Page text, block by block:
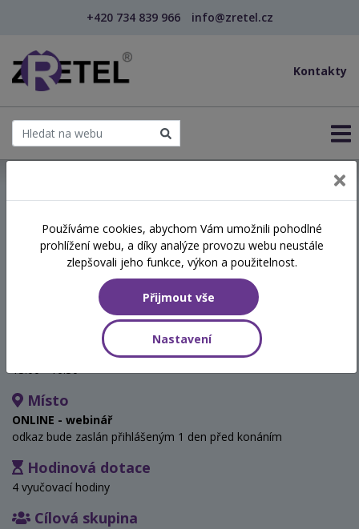
+420 734 839 966 info@zretel.cz
Kontakty
šablony
Změň svůj dech, změníš si
život (webinář)
13:00 - 16:30
Místo
ONLINE - webinář
odkaz bude zaslán přihlášeným 1 den před konáním
Hodinová dotace
4 vyučovací hodiny
Cílová skupina
Používáme cookies, abychom Vám umožnili pohodlné
prohlížení webu, a díky analýze provozu webu neustále
zlepšovali jeho funkce, výkon a použitelnost.
Přijmout vše
Nastavení